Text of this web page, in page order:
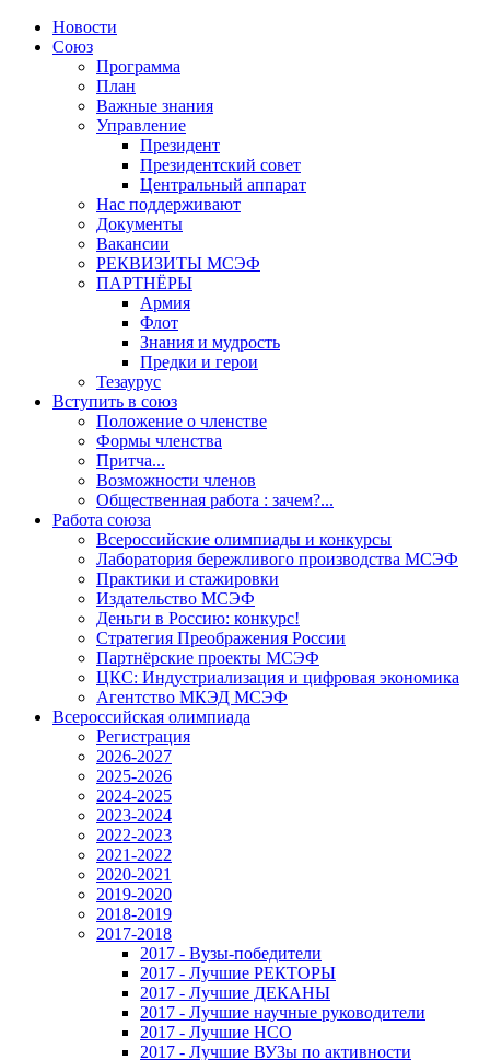
Новости
Союз
Программа
План
Важные знания
Управление
Президент
Президентский совет
Центральный аппарат
Нас поддерживают
Документы
Вакансии
РЕКВИЗИТЫ МСЭФ
ПАРТНЁРЫ
Армия
Флот
Знания и мудрость
Предки и герои
Тезаурус
Вступить в союз
Положение о членстве
Формы членства
Притча...
Возможности членов
Общественная работа : зачем?...
Работа союза
Всероссийские олимпиады и конкурсы
Лаборатория бережливого производства МСЭФ
Практики и стажировки
Издательство МСЭФ
Деньги в Россию: конкурс!
Стратегия Преображения России
Партнёрские проекты МСЭФ
ЦКС: Индустриализация и цифровая экономика
Агентство МКЭД МСЭФ
Всероссийская олимпиада
Регистрация
2026-2027
2025-2026
2024-2025
2023-2024
2022-2023
2021-2022
2020-2021
2019-2020
2018-2019
2017-2018
2017 - Вузы-победители
2017 - Лучшие РЕКТОРЫ
2017 - Лучшие ДЕКАНЫ
2017 - Лучшие научные руководители
2017 - Лучшие НСО
2017 - Лучшие ВУЗы по активности